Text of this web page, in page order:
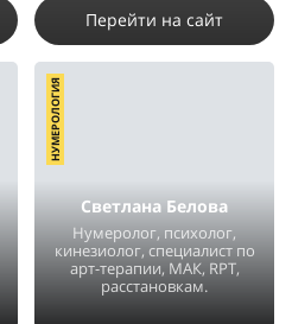
Перейти на сайт
Светлана Белова
Нумеролог, психолог,
кинезиолог, специалист по
арт-терапии, МАК, RPT,
расстановкам.
НУМЕРОЛОГИЯ